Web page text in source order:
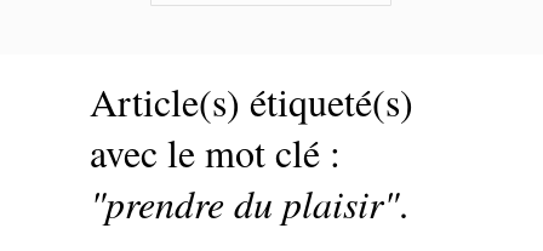
Article(s) étiqueté(s)
avec le mot clé :
"prendre du plaisir".